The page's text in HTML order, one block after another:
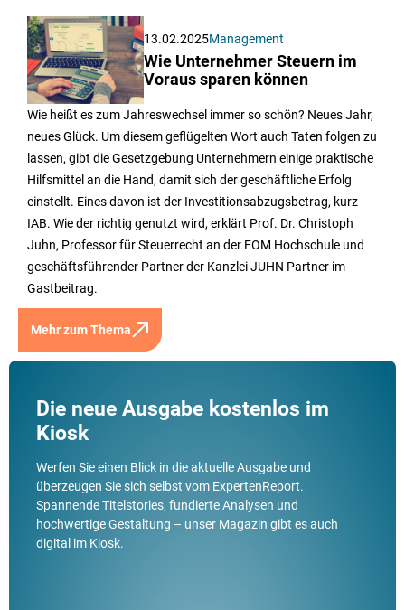
13.02.2025Management
Wie Unternehmer Steuern im
Voraus sparen können
Wie heißt es zum Jahreswechsel immer so schön? Neues Jahr,
neues Glück. Um diesem geflügelten Wort auch Taten folgen zu
lassen, gibt die Gesetzgebung Unternehmern einige praktische
Hilfsmittel an die Hand, damit sich der geschäftliche Erfolg
einstellt. Eines davon ist der Investitionsabzugsbetrag, kurz
IAB. Wie der richtig genutzt wird, erklärt Prof. Dr. Christoph
Juhn, Professor für Steuerrecht an der FOM Hochschule und
geschäftsführender Partner der Kanzlei JUHN Partner im
Gastbeitrag.
Mehr zum Thema
Die neue Ausgabe kostenlos im
Kiosk
Werfen Sie einen Blick in die aktuelle Ausgabe und
überzeugen Sie sich selbst vom ExpertenReport.
Spannende Titelstories, fundierte Analysen und
hochwertige Gestaltung – unser Magazin gibt es auch
digital im Kiosk.